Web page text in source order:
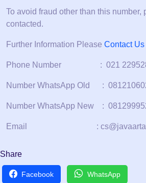
To avoid fraud other than this number,
contacted.
Further Information Please Contact Us
Phone Number : 021
Number WhatsApp Old :
Number WhatsApp New :
Email :
Share
Facebook WhatsApp